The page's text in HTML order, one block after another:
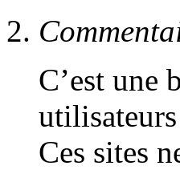
C’est une
Ces sites